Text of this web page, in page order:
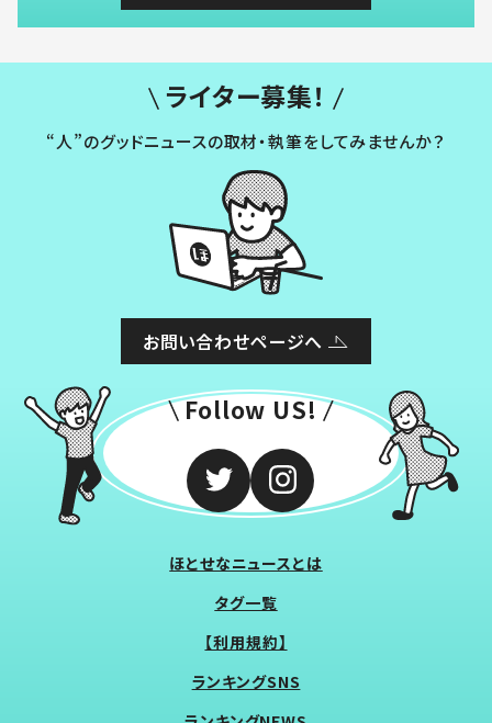
ライター募集！
“人”のグッドニュースの取材・執筆をしてみませんか？
お問い合わせページへ
Follow US!
ほとせなニュースとは
タグ一覧
【利用規約】
ランキングSNS